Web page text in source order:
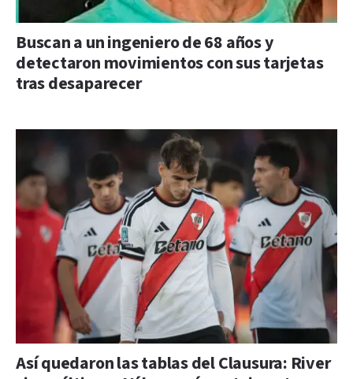
Buscan a un ingeniero de 68 años y
detectaron movimientos con sus tarjetas
tras desaparecer
Así quedaron las tablas del Clausura: River